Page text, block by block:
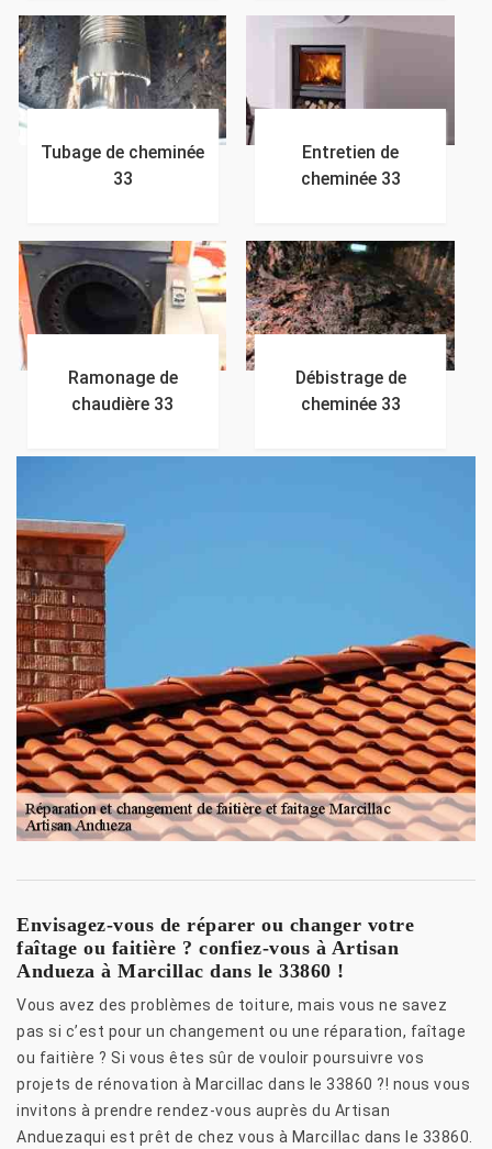
Tubage de cheminée
33
Entretien de
cheminée 33
Ramonage de
chaudière 33
Débistrage de
cheminée 33
Envisagez-vous de réparer ou changer votre
faîtage ou faitière ? confiez-vous à Artisan
Andueza à Marcillac dans le 33860 !
Vous avez des problèmes de toiture, mais vous ne savez
pas si c’est pour un changement ou une réparation, faîtage
ou faitière ? Si vous êtes sûr de vouloir poursuivre vos
projets de rénovation à Marcillac dans le 33860 ?! nous vous
invitons à prendre rendez-vous auprès du Artisan
Anduezaqui est prêt de chez vous à Marcillac dans le 33860.